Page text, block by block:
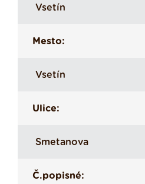
Vsetín
Mesto:
Vsetín
Ulice:
Smetanova
Č.popisné: